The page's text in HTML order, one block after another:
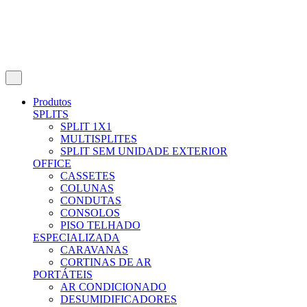
Produtos
SPLITS
SPLIT 1X1
MULTISPLITES
SPLIT SEM UNIDADE EXTERIOR
OFFICE
CASSETES
COLUNAS
CONDUTAS
CONSOLOS
PISO TELHADO
ESPECIALIZADA
CARAVANAS
CORTINAS DE AR
PORTÁTEIS
AR CONDICIONADO
DESUMIDIFICADORES